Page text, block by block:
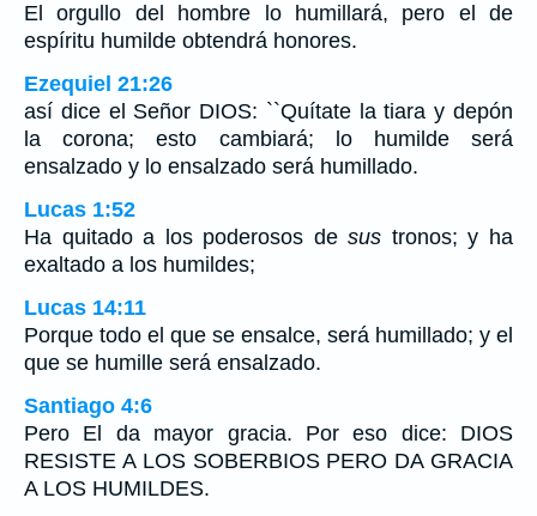
El orgullo del hombre lo humillará, pero el de
espíritu humilde obtendrá honores.
Ezequiel 21:26
así dice el Señor DIOS: ``Quítate la tiara y depón
la corona; esto cambiará; lo humilde será
ensalzado y lo ensalzado será humillado.
Lucas 1:52
Ha quitado a los poderosos desus tronos; y ha
exaltado a los humildes;
Lucas 14:11
Porque todo el que se ensalce, será humillado; y el
que se humille será ensalzado.
Santiago 4:6
Pero El da mayor gracia. Por eso dice: DIOS
RESISTE A LOS SOBERBIOS PERO DA GRACIA
A LOS HUMILDES.